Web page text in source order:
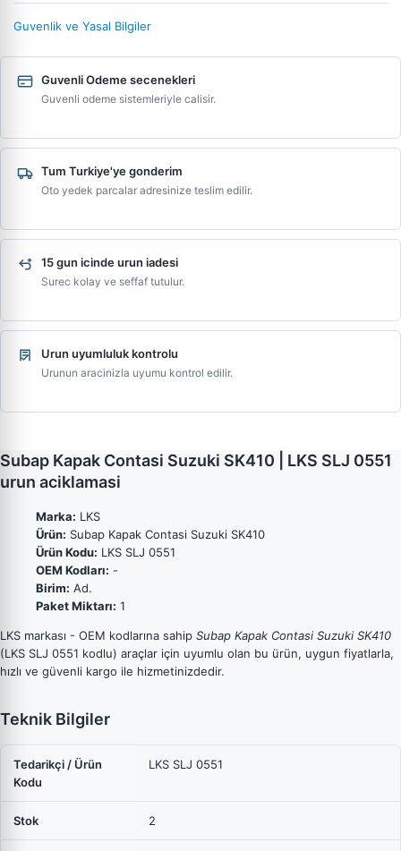
Guvenlik ve Yasal Bilgiler
Guvenli Odeme secenekleri
Guvenli odeme sistemleriyle calisir.
Tum Turkiye'ye gonderim
Oto yedek parcalar adresinize teslim edilir.
15 gun icinde urun iadesi
Surec kolay ve seffaf tutulur.
Urun uyumluluk kontrolu
Urunun aracinizla uyumu kontrol edilir.
Subap Kapak Contasi Suzuki SK410 | LKS SLJ 0551
urun aciklamasi
Marka: LKS
Ürün: Subap Kapak Contasi Suzuki SK410
Ürün Kodu: LKS SLJ 0551
OEM Kodları: -
Birim: Ad.
Paket Miktarı: 1
LKS markası - OEM kodlarına sahip Subap Kapak Contasi Suzuki SK410
(LKS SLJ 0551 kodlu) araçlar için uyumlu olan bu ürün, uygun fiyatlarla,
hızlı ve güvenli kargo ile hizmetinizdedir.
Teknik Bilgiler
Tedarikçi / Ürün
Kodu
LKS SLJ 0551
Stok 2